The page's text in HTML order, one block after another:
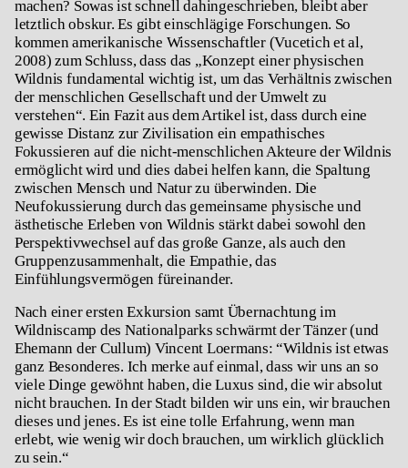
machen? Sowas ist schnell dahingeschrieben, bleibt aber
letztlich obskur. Es gibt einschlägige Forschungen. So
kommen amerikanische Wissenschaftler (Vucetich et al,
2008) zum Schluss, dass das „Konzept einer physischen
Wildnis fundamental wichtig ist, um das Verhältnis zwischen
der menschlichen Gesellschaft und der Umwelt zu
verstehen“. Ein Fazit aus dem Artikel ist, dass durch eine
gewisse Distanz zur Zivilisation ein empathisches
Fokussieren auf die nicht-menschlichen Akteure der Wildnis
ermöglicht wird und dies dabei helfen kann, die Spaltung
zwischen Mensch und Natur zu überwinden. Die
Neufokussierung durch das gemeinsame physische und
ästhetische Erleben von Wildnis stärkt dabei sowohl den
Perspektivwechsel auf das große Ganze, als auch den
Gruppenzusammenhalt, die Empathie, das
Einfühlungsvermögen füreinander.
Nach einer ersten Exkursion samt Übernachtung im
Wildniscamp des Nationalparks schwärmt der Tänzer (und
Ehemann der Cullum) Vincent Loermans: “Wildnis ist etwas
ganz Besonderes. Ich merke auf einmal, dass wir uns an so
viele Dinge gewöhnt haben, die Luxus sind, die wir absolut
nicht brauchen. In der Stadt bilden wir uns ein, wir brauchen
dieses und jenes. Es ist eine tolle Erfahrung, wenn man
erlebt, wie wenig wir doch brauchen, um wirklich glücklich
zu sein.“